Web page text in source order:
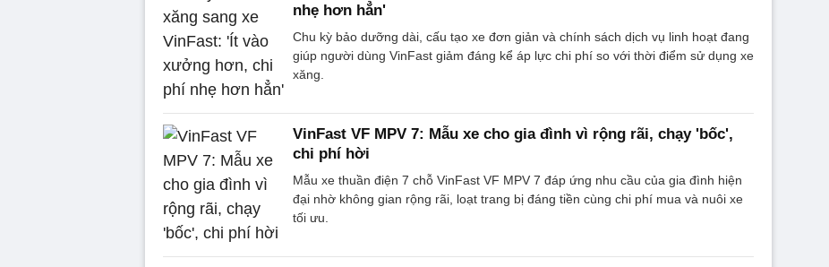
nhẹ hơn hẳn'
Chu kỳ bảo dưỡng dài, cấu tạo xe đơn giản và chính sách dịch vụ linh hoạt đang
giúp người dùng VinFast giảm đáng kể áp lực chi phí so với thời điểm sử dụng xe
xăng.
VinFast VF MPV 7: Mẫu xe cho gia đình vì rộng rãi, chạy 'bốc',
chi phí hời
Mẫu xe thuần điện 7 chỗ VinFast VF MPV 7 đáp ứng nhu cầu của gia đình hiện
đại nhờ không gian rộng rãi, loạt trang bị đáng tiền cùng chi phí mua và nuôi xe
tối ưu.